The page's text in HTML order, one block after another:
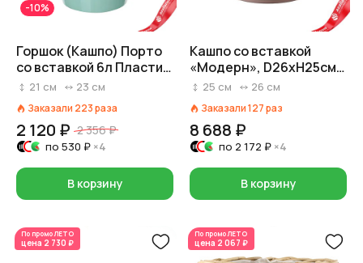
-10%
Горшок (Кашпо) Порто
со вставкой 6л Пластик
D 23 см H 21 см
21 см 23 см
Заказали 223раза
2 120 ₽ 2 356 ₽
по 530 ₽ ×4
В корзину
Кашпо со вставкой
«Модерн», D26xH25см,
8л, коричневый
25 см 26 см
Заказали127раз
8 688 ₽
по 2 172 ₽ ×4
В корзину
По промоЛЕТО
цена 2 730 ₽
По промоЛЕТО
цена 2 067 ₽